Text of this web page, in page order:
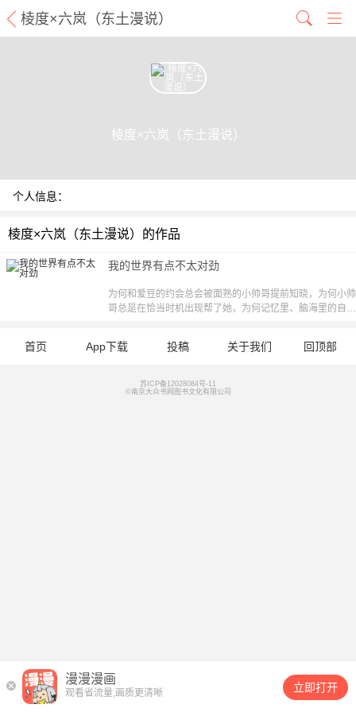
棱度×六岚（东土漫说）
棱度×六岚（东土漫说）
个人信息：
棱度×六岚（东土漫说）的作品
我的世界有点不太对劲
为何和爱豆的约会总会被面熟的小帅哥提前知晓，为何小帅
哥总是在恰当时机出现帮了她，为何记忆里、脑海里的自己
编：吖西】
首页 App下载 投稿 关于我们 回顶部
苏ICP备12028084号-11
©南京大众书网图书文化有限公司
漫漫漫画
观看省流量,画质更清晰 立即打开